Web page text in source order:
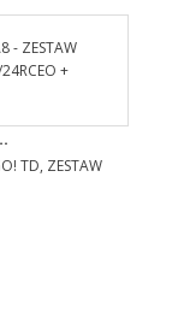
TD, ZESTAW